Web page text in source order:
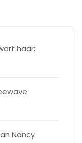
haar:
Nancy